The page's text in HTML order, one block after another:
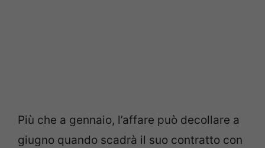
Più che a gennaio, l’affare può decollare a
giugno quando scadrà il suo contratto con